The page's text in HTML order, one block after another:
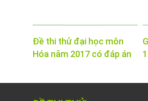
Đề thi thử đại học môn
Hóa năm 2017 có đáp án